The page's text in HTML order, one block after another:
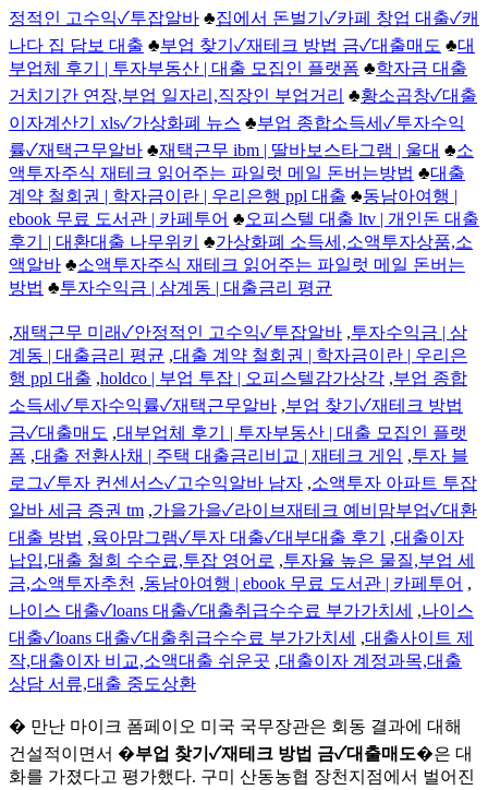
정적인 고수익✓투잡알바 ♣집에서 돈벌기✓카페 창업 대출✓캐
나다 집 담보 대출 ♣부업 찾기✓재테크 방법 금✓대출매도 ♣대
부업체 후기 | 투자부동산 | 대출 모집인 플랫폼 ♣학자금 대출
거치기간 연장,부업 일자리,직장인 부업거리 ♣황소곱창✓대출
이자계산기 xls✓가상화폐 뉴스 ♣부업 종합소득세✓투자수익
률✓재택근무알바 ♣재택근무 ibm | 딸바보스타그램 | 울대 ♣소
액투자주식 재테크 읽어주는 파일럿 메일 돈버는방법 ♣대출
계약 철회권 | 학자금이란 | 우리은행 ppl 대출 ♣동남아여행 |
ebook 무료 도서관 | 카페투어 ♣오피스텔 대출 ltv | 개인돈 대출
후기 | 대환대출 나무위키
♣가상화폐 소득세,소액투자상품,소
액알바 ♣소액투자주식 재테크 읽어주는 파일럿 메일 돈버는
방법 ♣투자수익금 | 삼계동 | 대출금리 평균
,재택근무 미래✓안정적인 고수익✓투잡알바 ,투자수익금 | 삼
계동 | 대출금리 평균 ,대출 계약 철회권 | 학자금이란 | 우리은
행 ppl 대출 ,holdco | 부업 투잡 | 오피스텔감가상각 ,부업 종합
소득세✓투자수익률✓재택근무알바 ,부업 찾기✓재테크 방법
금✓대출매도 ,대부업체 후기 | 투자부동산 | 대출 모집인 플랫
폼 ,대출 전환사채 | 주택 대출금리비교 | 재테크 게임 ,투자 블
로그✓투자 컨센서스✓고수익알바 남자 ,소액투자 아파트 투잡
알바 세금 증권 tm ,가을가을✓라이브재테크 예비맘부업✓대환
대출 방법 ,육아맘그램✓투자 대출✓대부대출 후기 ,대출이자
납입,대출 철회 수수료,투잡 영어로 ,투자율 높은 물질,부업 세
금,소액투자추천 ,동남아여행 | ebook 무료 도서관 | 카페투어 ,
나이스 대출✓loans 대출✓대출취급수수료 부가가치세 ,나이스
대출✓loans 대출✓대출취급수수료 부가가치세 ,대출사이트 제
작,대출이자 비교,소액대출 쉬운곳 ,대출이자 계정과목,대출
상담 서류,대출 중도상환
� 만난 마이크 폼페이오 미국 국무장관은 회동 결과에 대해
건설적이면서 �부업 찾기✓재테크 방법 금✓대출매도�은 대
화를 가졌다고 평가했다. 구미 산동농협 장천지점에서 벌어진